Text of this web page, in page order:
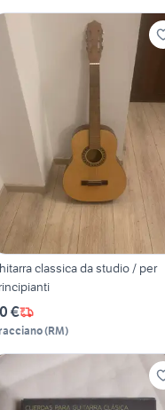
classica da studio / per
€
(RM)